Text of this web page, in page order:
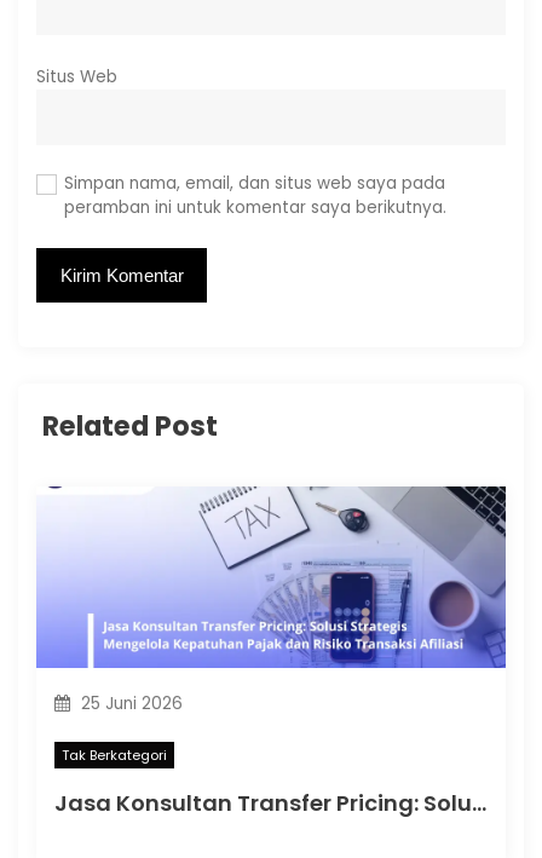
Situs Web
Simpan nama, email, dan situs web saya pada
peramban ini untuk komentar saya berikutnya.
Related Post
25 Juni 2026
Tak Berkategori
Jasa Konsultan Transfer Pricing: Solusi Strategis Mengelola Kepatuhan Pajak dan Risiko Transaksi Afiliasi